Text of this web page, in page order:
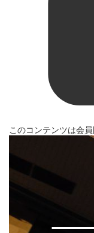
このコンテンツは会